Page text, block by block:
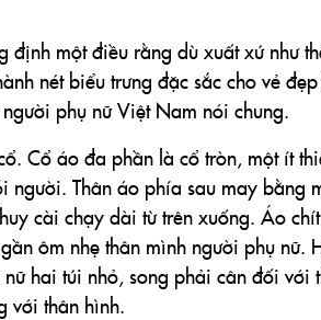
định một điều rằng dù xuất xứ như
nét biểu trưng đặc sắc cho vẻ
phụ nữ Việt Nam nói chung.
Cổ áo đa phần là cổ tròn, một ít
người. Thân áo phía sau may bằng
cài chạy dài từ trên xuống. Áo
ôm nhẹ thân mình người phụ nữ.
hai túi nhỏ, song phải cân đối với
với thân hình.